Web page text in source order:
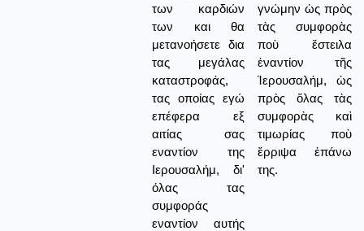
των καρδιών
των και θα
μετανοήσετε δια
τας μεγάλας
καταστροφάς,
τας οποίας εγώ
επέφερα εξ
αιτίας σας
εναντίον της
Ιερουσαλήμ, δι'
όλας τας
συμφοράς
εναντίον αυτής
γνώμην ὡς πρὸς
τὰς συμφορὰς
ποὺ ἔστειλα
ἐναντίον τῆς
Ἱερουσαλήμ, ὡς
πρὸς ὅλας τὰς
συμφορὰς καὶ
τιμωρίας ποὺ
ἔρριψα ἐπάνω
της.